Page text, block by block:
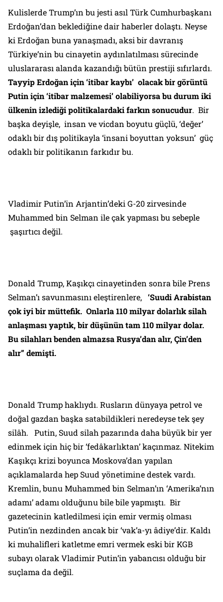
Kulislerde Trump’ın bu jesti asıl Türk Cumhurbaşkanı
Erdoğan’dan beklediğine dair haberler dolaştı. Neyse
ki Erdoğan buna yanaşmadı, aksi bir davranış
Türkiye’nin bu cinayetin aydınlatılması sürecinde
uluslararası alanda kazandığı bütün prestiji sıfırlardı.
Tayyip Erdoğan için ‘itibar kaybı’ olacak bir görüntü
Putin için ‘itibar malzemesi’ olabiliyorsa bu durum iki
ülkenin izlediği politikalardaki farkın sonucudur. Bir
başka deyişle, insan ve vicdan boyutu güçlü, ‘değer’
odaklı bir dış politikayla ‘insani boyuttan yoksun’ güç
odaklı bir politikanın farkıdır bu.
Vladimir Putin’in Arjantin’deki G-20 zirvesinde
Muhammed bin Selman ile çak yapması bu sebeple
şaşırtıcı değil.
Donald Trump, Kaşıkçı cinayetinden sonra bile Prens
Selman’ı savunmasını eleştirenlere, ‘Suudi Arabistan
çok iyi bir müttefik. Onlarla 110 milyar dolarlık silah
anlaşması yaptık, bir düşünün tam 110 milyar dolar.
Bu silahları benden almazsa Rusya’dan alır, Çin’den
alır” demişti.
Donald Trump haklıydı. Rusların dünyaya petrol ve
doğal gazdan başka satabildikleri neredeyse tek şey
silâh. Putin, Suud silah pazarında daha büyük bir yer
edinmek için hiç bir ‘fedâkarlıktan’ kaçınmaz. Nitekim
Kaşıkçı krizi boyunca Moskova’dan yapılan
açıklamalarda hep Suud yönetimine destek vardı.
Kremlin, bunu Muhammed bin Selman’ın ‘Amerika’nın
adamı’ adamı olduğunu bile bile yapmıştı. Bir
gazetecinin katledilmesi için emir vermiş olması
Putin’in nezdinden ancak bir ‘vak’a-yı âdiye’dir. Kaldı
ki muhalifleri katletme emri vermek eski bir KGB
subayı olarak Vladimir Putin’in yabancısı olduğu bir
suçlama da değil.